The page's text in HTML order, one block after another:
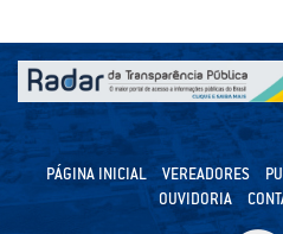
PÁGINA INICIAL VEREADORES
OUVIDORIA